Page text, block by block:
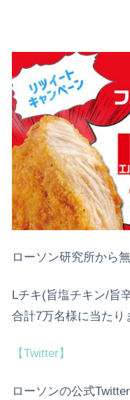
ローソン研究所から
Lチキ(旨塩チキン/旨
合計7万名様に当たり
【Twitter】
ローソンの公式